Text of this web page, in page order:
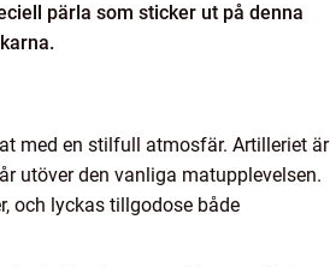
pärla som sticker ut på denna
med en stilfull atmosfär. Artilleriet är
utöver den vanliga matupplevelsen.
och lyckas tillgodose både